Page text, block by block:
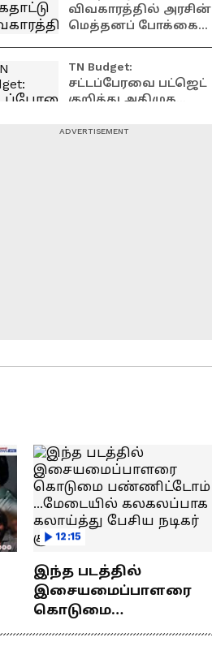
விவகாரத்தில் அரசின்
மெத்தனப் போக்கைக்
விஜயகாந்த் !
TN Budget:
சட்டப்பேரவை பட்ஜெட்
குறித்து அதிமுக
சண்முகம்
கிடங்குகள்
தொடர்பான அறிவிப்பு
பட்ஜெட்டில்
இல்லாததை
கண்டிக்கிறோம் -
பிரேமலதா பேட்டி
காவிரி விவகாரம் |
அனைத்து கட்சி
கூட்டம் மூலம் எந்த
நிர்மல் குமார் பேட்டி
பட்ஜெட் என்ற
வேலை ! எதிர்கால
திட்டமே இல்லாத
12:15
இந்த படத்தில்
இசையமைப்பாளரை
கொடுமை
பண்ணிட்டோம்